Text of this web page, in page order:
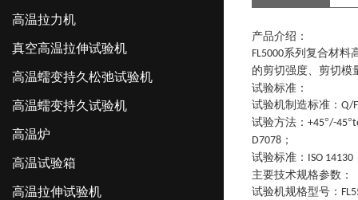
高温拉力机
真空高温拉伸试验机
高温蠕变持久松弛试验机
高温蠕变持久试验机
高温炉
高温试验箱
高温拉伸试验机
产品介绍：
FL5000系列 复合材料
的剪切强度、剪切模
试验标准：
试验机制造标准 ： Q/
试验方法 ： +45°/-45°
D7078 ；
试验标准 ： ISO 14130
主要技术规格参数 ：
试验机规格型号 ：